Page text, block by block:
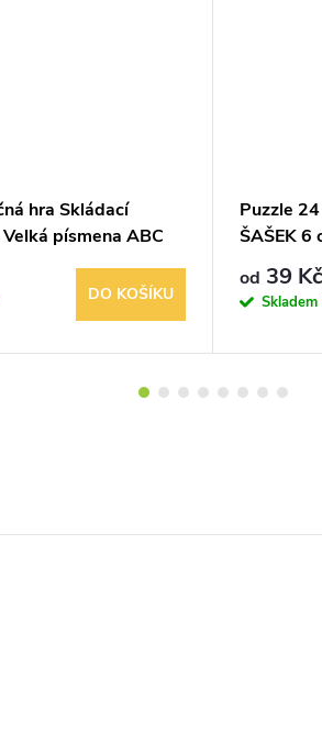
hra Skládací
písmena ABC
DO KOŠÍKU
Puzzle
ŠAŠEK 6
od 39 Kč
Skladem